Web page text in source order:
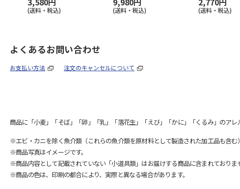
(送料・税込) (送料・税込) (送料・税込)
よくあるお問い合わせ
お支払い方法 注文のキャンセルについて
商品に「小麦」「そば」「卵」「乳」「落花生」「えび」「かに」「くるみ」のアレ
※エビ・カニを除く魚介類（これらの魚介類を原材料として製造された加工品も含
※商品写真はイメージです。
※商品内容として記載されていない「小道具類」はお届けする商品に含まれておりま
※商品の色は、印刷の都合により、実際と異なる場合があります。